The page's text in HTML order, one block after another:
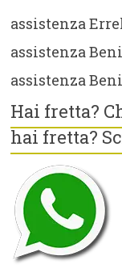
assistenza
assistenza
assistenza
Hai fretta?
hai fretta?